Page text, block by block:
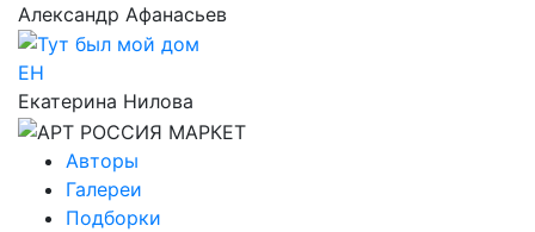
Александр Афанасьев
ЕН
Екатерина Нилова
Авторы
Галереи
Подборки